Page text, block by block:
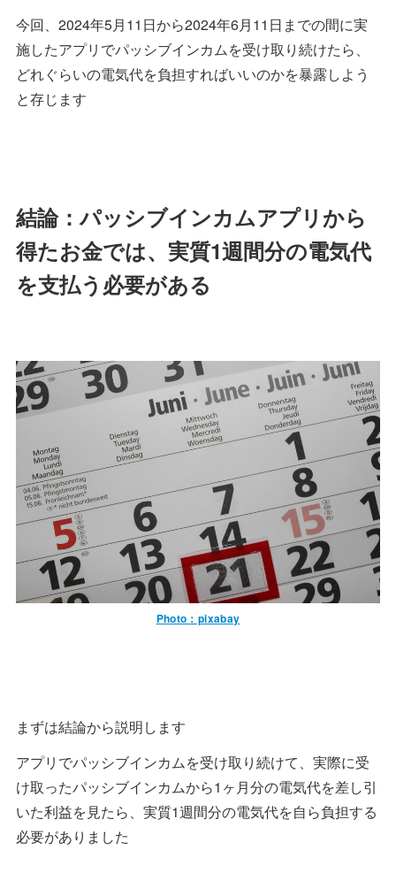
今回、2024年5月11日から2024年6月11日までの間に実
施したアプリでパッシブインカムを受け取り続けたら、
どれぐらいの電気代を負担すればいいのかを暴露しよう
と存じます
結論：パッシブインカムアプリから
得たお金では、実質1週間分の電気代
を支払う必要がある
Photo：pixabay
まずは結論から説明します
アプリでパッシブインカムを受け取り続けて、実際に受
け取ったパッシブインカムから1ヶ月分の電気代を差し引
いた利益を見たら、実質1週間分の電気代を自ら負担する
必要がありました